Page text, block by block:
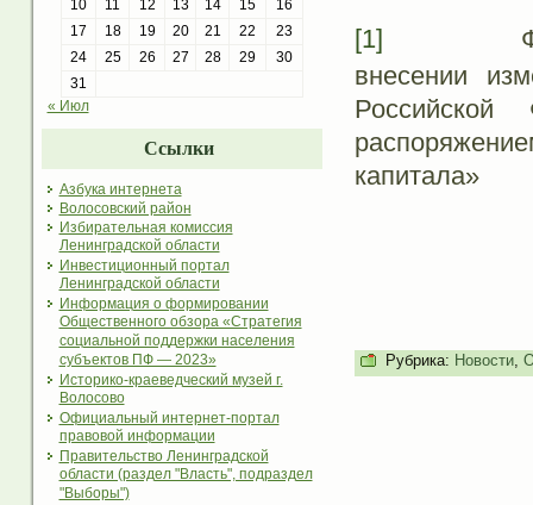
10
11 12 13 14 15
16
17
18 19 20 21 22
23
24
25 26 27 28 29
30
31
« Июл
Ссылки
Азбука интернета
Волосовский район
Избирательная комиссия
Ленинградской области
Инвестиционный портал
Ленинградской области
Информация о формировании
Общественного обзора «Стратегия
социальной поддержки населения
субъектов ПФ — 2023»
Историко-краеведческий музей г.
Волосово
Официальный интернет-портал
правовой информации
Правительство Ленинградской
области (раздел "Власть", подраздел
"Выборы")
[1]
внесении
капитала»
Рубрика: Новости,